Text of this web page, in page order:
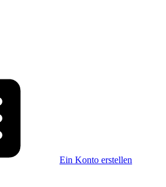
Ein Konto erstellen